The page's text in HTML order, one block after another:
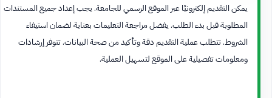
يمكن التقديم إلكترونيًا عبر الموقع الرسمي للجامعة. يجب إعداد جميع المستندات
المطلوبة قبل بدء الطلب. يفضل مراجعة التعليمات بعناية لضمان استيفاء
الشروط. تتطلب عملية التقديم دقة وتأكيد من صحة البيانات. تتوفر إرشادات
ومعلومات تفصيلية على الموقع لتسهيل العملية.